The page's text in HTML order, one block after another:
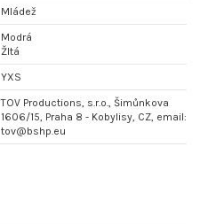
Mládež
Modrá
Žltá
YXS
TOV Productions, s.r.o., Šimůnkova
1606/15, Praha 8 - Kobylisy, CZ, email:
tov@bshp.eu